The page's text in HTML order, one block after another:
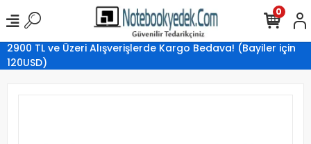
2900 TL ve Üzeri Alışverişlerde Kargo Bedava! (Bayiler için
120USD)
0